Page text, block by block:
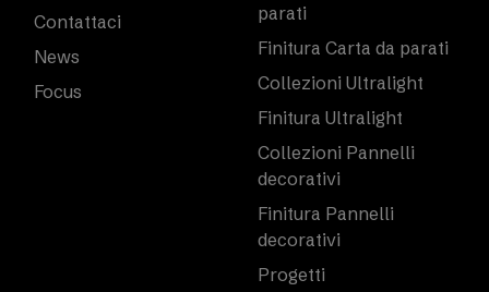
Contattaci
News
Focus
parati
Finitura Carta da parati
Collezioni Ultralight
Finitura Ultralight
Collezioni Pannelli
decorativi
Finitura Pannelli
decorativi
Progetti